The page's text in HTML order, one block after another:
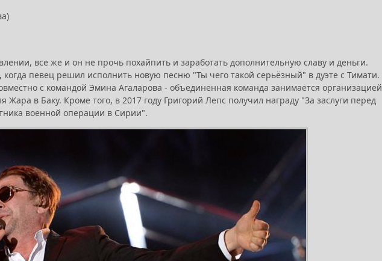
все же и он не прочь похайпить и заработать дополнительную славу и деньги.
певец решил исполнить новую песню "Ты чего такой серьёзный" в дуэте с Тимати.
с командой Эмина Агаларова - объединенная команда занимается организацией
в Баку. Кроме того, в 2017 году Григорий Лепс получил награду "За заслуги перед
военной операции в Сирии".